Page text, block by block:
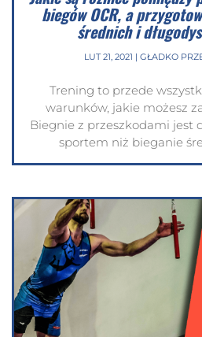
biegów OCR, a
średnich i
LUT 21, 2021 | GŁADKO
Trening to przede
warunków, jakie możesz
Biegnie z przeszkodami jest
sportem niż bieganie